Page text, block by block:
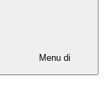
Menu di